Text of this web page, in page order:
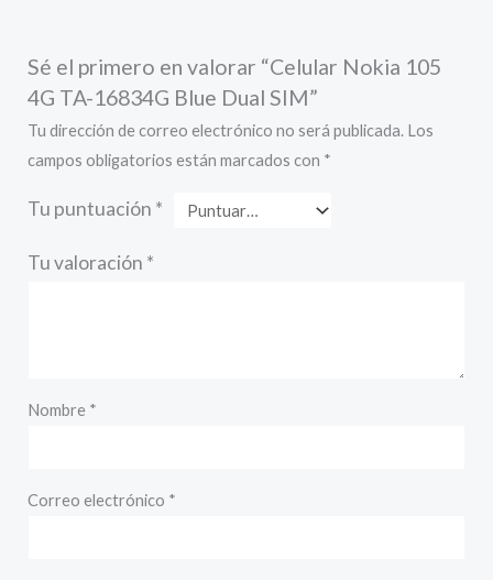
Sé el primero en valorar “Celular Nokia 105
4G TA-16834G Blue Dual SIM”
Tu dirección de correo electrónico no será publicada. Los
campos obligatorios están marcados con *
Tu puntuación *
Tu valoración *
Nombre *
Correo electrónico *